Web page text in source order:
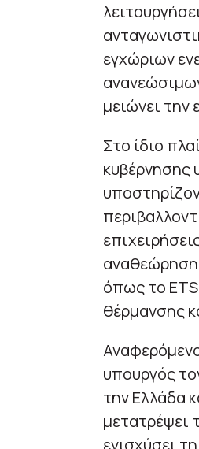
εγχώριων
μειώνει την
Στο ίδιο
κυβέρνησης
όπως το
θέρμανσης
υπουργός
την Ελλάδα
μετατρέψει
ενισχύσει